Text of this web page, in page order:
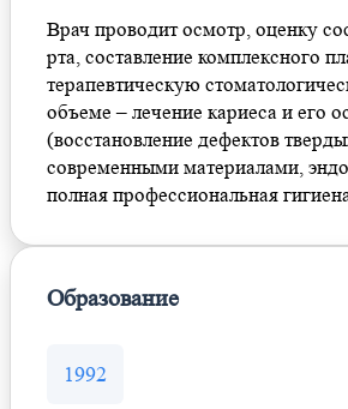
Врач проводит осмотр, оценку
рта, составление комплексного
терапевтическую
объеме – лечение кариеса и его
(восстановление дефектов
современными материалами,
полная профессиональная
Образование
1992